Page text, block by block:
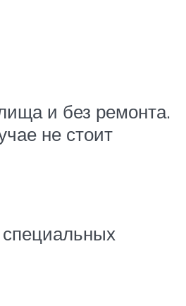
и без ремонта.
не стоит
специальных